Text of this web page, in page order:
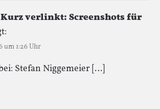
Kurz verlinkt: Screenshots für
um 1:26 Uhr
Stefan Niggemeier […]